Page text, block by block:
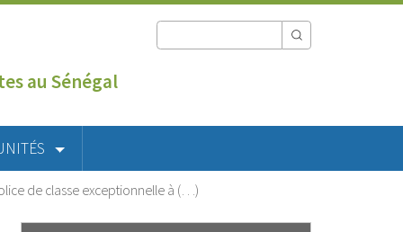
au Sénégal
de classe exceptionnelle à (…)